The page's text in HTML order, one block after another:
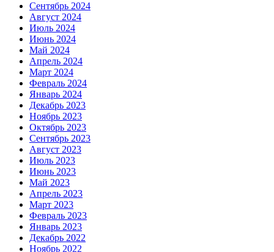
Сентябрь 2024
Август 2024
Июль 2024
Июнь 2024
Май 2024
Апрель 2024
Март 2024
Февраль 2024
Январь 2024
Декабрь 2023
Ноябрь 2023
Октябрь 2023
Сентябрь 2023
Август 2023
Июль 2023
Июнь 2023
Май 2023
Апрель 2023
Март 2023
Февраль 2023
Январь 2023
Декабрь 2022
Ноябрь 2022